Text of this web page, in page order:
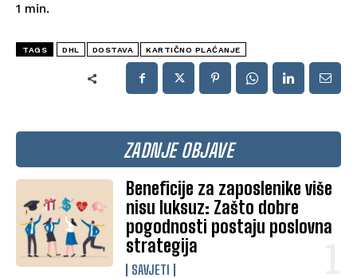
ZADNJE OBJAVE
Beneficije za zaposlenike više
nisu luksuz: Zašto dobre
pogodnosti postaju poslovna
strategija
SAVJETI
1 min.
TAGS DHL DOSTAVA KARTIČNO PLAĆANJE